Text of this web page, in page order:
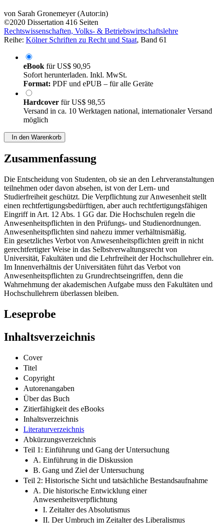
von Sarah Gronemeyer (Autor:in)
©2020 Dissertation 416 Seiten
Rechtswissenschaften, Volks- & Betriebswirtschaftslehre
Reihe: Kölner Schriften zu Recht und Staat, Band 61
eBook fürUS$ 90,95
Sofort herunterladen. Inkl. MwSt.
Format: PDF und ePUB – für alle Geräte
Hardcover fürUS$ 98,55
Versand in ca. 10 Werktagen national, internationaler Versand
möglich
In den Warenkorb
Zusammenfassung
Die Entscheidung von Studenten, ob sie an den Lehrveranstaltungen
teilnehmen oder davon absehen, ist von der Lern- und
Studierfreiheit geschützt. Die Verpflichtung zur Anwesenheit stellt
einen rechtfertigungsbedürftigen, aber auch rechtfertigungsfähigen
Eingriff in Art. 12 Abs. 1 GG dar. Die Hochschulen regeln die
Anwesenheitspflichten in den Prüfungs- und Studienordnungen.
Anwesenheitspflichten sind nahezu immer verhältnismäßig.
Ein gesetzliches Verbot von Anwesenheitspflichten greift in nicht
gerechtfertigter Weise in das Selbstverwaltungsrecht von
Universität, Fakultäten und die Lehrfreiheit der Hochschullehrer ein.
Im Innenverhältnis der Universitäten führt das Verbot von
Anwesenheitspflichten zu Grundrechtseingriffen, denn die
Wahrnehmung der akademischen Aufgabe muss den Fakultäten und
Hochschullehrern überlassen bleiben.
Leseprobe
Inhaltsverzeichnis
Cover
Titel
Copyright
Autorenangaben
Über das Buch
Zitierfähigkeit des eBooks
Inhaltsverzeichnis
Literaturverzeichnis
Abkürzungsverzeichnis
Teil 1: Einführung und Gang der Untersuchung
A. Einführung in die Diskussion
B. Gang und Ziel der Untersuchung
Teil 2: Historische Sicht und tatsächliche Bestandsaufnahme
A. Die historische Entwicklung einer
Anwesenheitsverpflichtung
I. Zeitalter des Absolutismus
II. Der Umbruch im Zeitalter des Liberalismus